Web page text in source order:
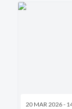
20 MAR 2026 -